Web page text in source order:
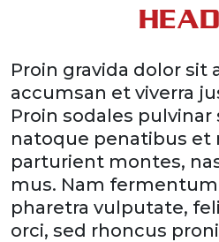
Proin gravida dolor sit
accumsan et viverra
Proin sodales pulvinar
natoque penatibus et
parturient montes,
mus. Nam
pharetra vulputate,
orci, sed rhoncus